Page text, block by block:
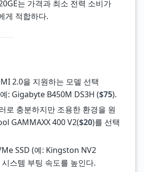
는 가격과 최소 전력 소비가
게 적합하다.
2.0을 지원하는 모델 선택
: Gigabyte B450M DS3H ($75).
로 충분하지만 조용한 환경을 원
GAMMAXX 400 V2($20)를 선택
SSD (예: Kingston NV2
시스템 부팅 속도를 높인다.